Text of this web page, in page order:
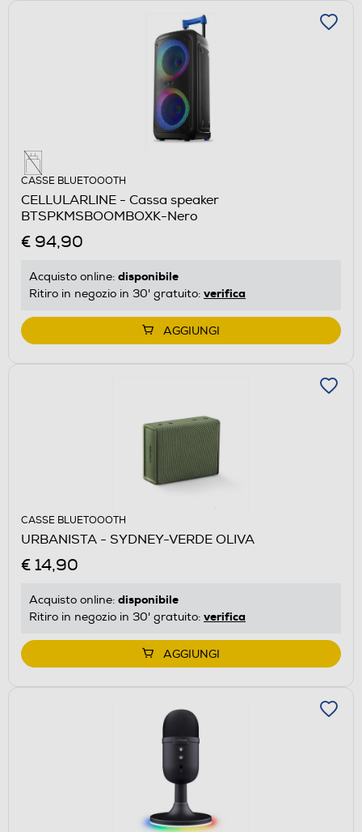
CASSE BLUETOOOTH
CELLULARLINE - Cassa speaker
BTSPKMSBOOMBOXK-Nero
€ 94,90
Acquisto online: disponibile
Ritiro in negozio in 30' gratuito: verifica
AGGIUNGI
CASSE BLUETOOOTH
URBANISTA - SYDNEY-VERDE OLIVA
€ 14,90
Acquisto online: disponibile
Ritiro in negozio in 30' gratuito: verifica
AGGIUNGI